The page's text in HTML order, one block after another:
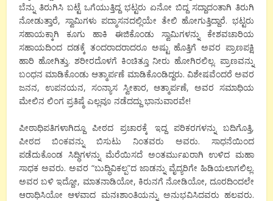
ಬೆನ್ನು ತಿರುಗಿಸಿ ಬಟ್ಟೆ ಒಗೆಯುತ್ತಿದ್ದ ಭಟ್ಟರು ಏನೋ ಬಿದ್ದ ಸದ್ದಾದಂತಾಗಿ ತಿರುಗಿ
ನೋಡುತ್ತಾರೆ, ಸ್ವಾಮಿಗಳು ಪದ್ಮಾಸನದಲ್ಲಿಯೇ ತೇಲಿ ಹೋಗುತ್ತಿದ್ದಾರೆ. ಭಟ್ಟರು
ಸಹಾಯಕ್ಕಾಗಿ ಕೂಗು ಹಾಕಿ ಈಜಿಕೊಂಡು ಸ್ವಾಮಿಗಳನ್ನು ಕೇಶವಚಾರಿಯ
ಸಹಾಯದಿಂದ ದಡಕ್ಕೆ ತಂದರಾದರಾದರೂ ಅಷ್ಟು ಹೊತ್ತಿಗೆ ಅವರ ಪ್ರಾಣಪಕ್ಷಿ
ಹಾರಿ ಹೋಗಿತ್ತು. ಶರೀರದೊಳಗೆ ಕಿಂಚಿತ್ತೂ ನೀರು ಹೋಗಿರಲಿಲ್ಲ. ಪ್ರಾಣವನ್ನು
ಬಂಧನ ಮಾಡಿಕೊಂಡು ಆತ್ಮಾರ್ಪಣೆ ಮಾಡಿಕೊಂಡಿದ್ದರು. ವಿಶೇಷವೆಂದರೆ ಅವರ
ಜನನ, ಉಪನಯನ, ಸಂನ್ಯಾಸ ಸ್ವೀಕಾರ, ಆತ್ಮಾರ್ಪಣೆ, ಅವರ ಸಮಾಧಿಯ
ಮೇಲಿನ ಲಿಂಗ ಪ್ರತಿಷ್ಠೆ ಎಲ್ಲವೂ ನಡೆದದ್ದು ಭಾನುವಾರವೇ!
ಪೀಠಾಧಿಪತಿಗಳಾಗಿದ್ದೂ ಪೀಠದ ಪ್ರಚಾರಕ್ಕೆ ಇದ್ದ ಪರಿಕರಗಳನ್ನು ಬದಿಗೊತ್ತಿ,
ಪೀಠದ ಬಿಂಕವನ್ನು ಬಿಸುಟು ನಿಂತವರು ಅವರು. ಸಾಧನೆಯಿಂದ
ಪಡೆದುಕೊಂಡ ಸಿದ್ಧಿಗಳನ್ನು ಮೆರೆಯಿಸದೆ ಅಂತರ್ಮುಖರಾಗಿ ಉಳಿದ ಮಹಾ
ಸಾಧಕ ಅವರು. ಅವರ “ಬುದ್ಧಿವಿಕಲ್ಪ”ದ ಜಾಡನ್ನು ವೈದ್ಯರಿಗೇ ಹಿಡಿಯಲಾಗಲಿಲ್ಲ.
ಅವರ ಬಳಿ ಇದ್ದೋ, ಮಾತನಾಡಿಯೋ, ಕಿರುನಗೆ ನೋಡಿಯೋ, ದೂರದಿಂದಲೇ
ಆರಾಧಿಸಿಯೋ ಆಳವಾದ ಮನಃಶಾಂತಿಯನ್ನು ಅನುಭವಿಸಿದವರು ಹಲವರು.